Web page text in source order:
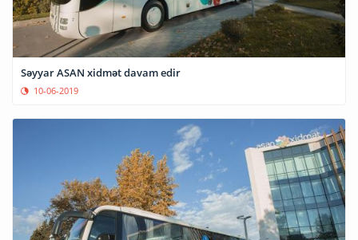
Səyyar ASAN xidmət davam edir
10-06-2019